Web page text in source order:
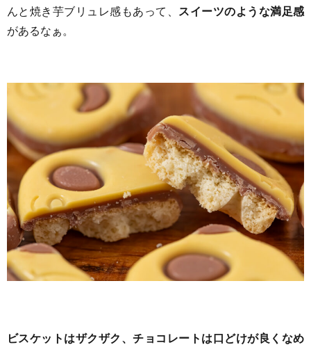
んと焼き芋ブリュレ感もあって、
スイーツのような満足感
があるなぁ。
ビスケットはザクザク、チョコレートは口どけが良くなめ